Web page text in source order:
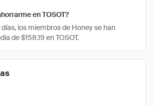
en TOSOT?
los miembros de Honey se han
de $158.19 en TOSOT.